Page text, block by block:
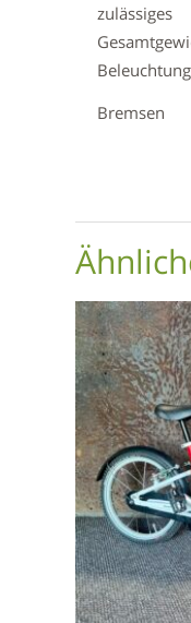
zulässiges
Beleuchtung
Bremsen